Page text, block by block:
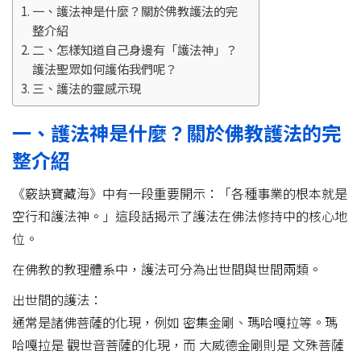
一、護法神是什麼？關於佛教護法的完
整介紹
二、怎樣知道自己身邊有「護法神」？
護法聖眾如何護佑我們呢？
三、護法的靈感示現
一、護法神是什麼？關於佛教護法的完
整介紹
《竅訣寶藏海》中有一段重要開示：「各種事業的根本就是
空行和護法神。」這段話揭示了護法在佛法修持中的核心地
位。
在佛教的教理體系中，護法可分為出世間與世間兩類。
出世間的護法：
通常是諸佛菩薩的化現，例如 密集金剛、瑪哈嘎拉等。瑪
哈嘎拉是 觀世音菩薩的化現，而 大威德金剛則是 文殊菩薩